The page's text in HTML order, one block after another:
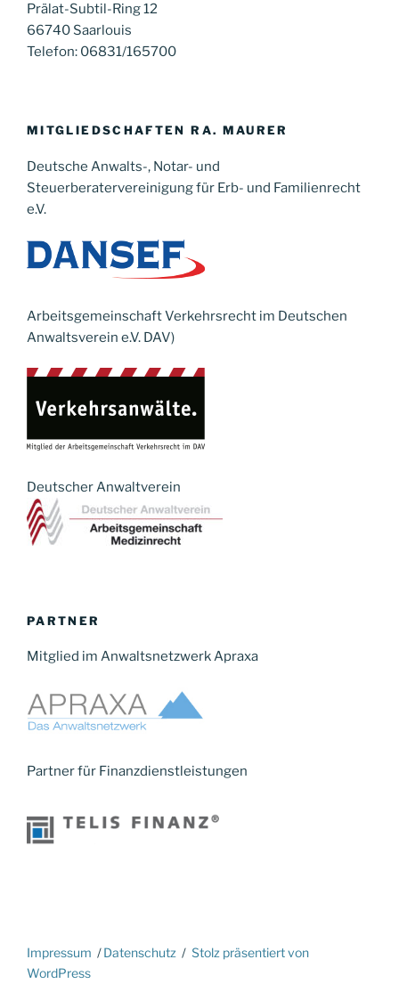
Prälat-Subtil-Ring 12
66740 Saarlouis
Telefon: 06831/165700
MITGLIEDSCHAFTEN RA. MAURER
Deutsche Anwalts-, Notar- und
Steuerberatervereinigung für Erb- und Familienrecht
e.V.
Arbeitsgemeinschaft Verkehrsrecht im Deutschen
Anwaltsverein e.V. DAV)
Deutscher Anwaltverein
PARTNER
Mitglied im Anwaltsnetzwerk Apraxa
Partner für Finanzdienstleistungen
Impressum Datenschutz
Stolz präsentiert von
WordPress